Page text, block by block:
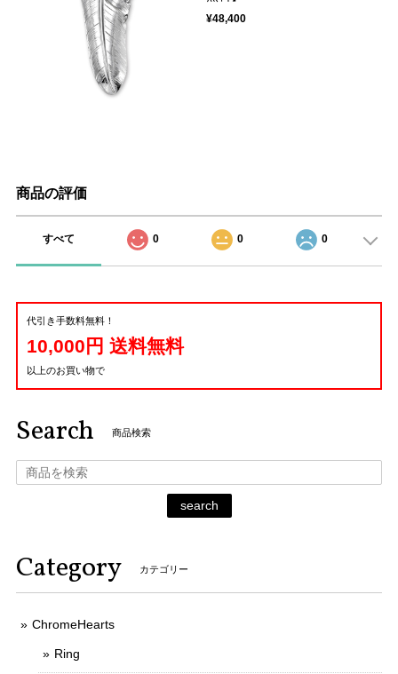
¥48,400
商品の評価
すべて 0 0 0
代引き手数料無料！
10,000円 送料無料
以上のお買い物で
Search 商品検索
search
Category カテゴリー
ChromeHearts
Ring